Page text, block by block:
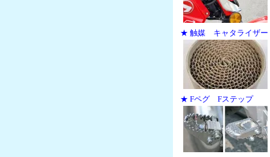
★ 触媒 キャタライザー
★ Fペグ Fステップ